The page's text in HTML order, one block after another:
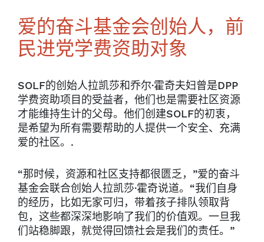
爱的奋斗基金会创始人，前
民进党学费资助对象
SOLF的创始人拉凯莎和乔尔·霍奇夫妇曾是DPP
学费资助项目的受益者，他们也是需要社区资源
才能维持生计的父母。他们创建SOLF的初衷，
是希望为所有需要帮助的人提供一个安全、充满
爱的社区。.
“那时候，资源和社区支持都很匮乏，”爱的奋斗
基金会联合创始人拉凯莎·霍奇说道。“我们自身
的经历，比如无家可归，带着孩子排队领取背
包，这些都深深地影响了我们的价值观。一旦我
们站稳脚跟，就觉得回馈社会是我们的责任。”